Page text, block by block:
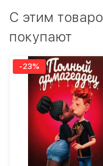
C этим
покупают
-23%